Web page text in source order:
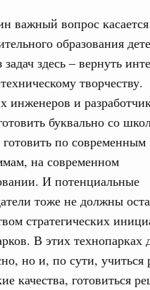
важный вопрос касается
образования
здесь – вернуть
творчеству.
инженеров и
буквально со
по современным
на современном
И потенциальные
тоже не должны
стратегических
В этих технопарках
но и, по сути, учиться
качества, готовиться
6 мая, среда
(2026 год,
29 апреля, среда
(2026 год,
законов.